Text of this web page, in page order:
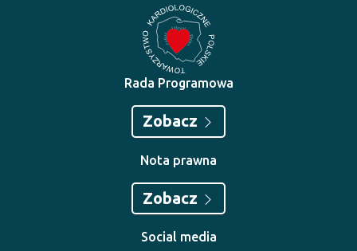
Rada Programowa
Zobacz
Nota prawna
Zobacz
Social media